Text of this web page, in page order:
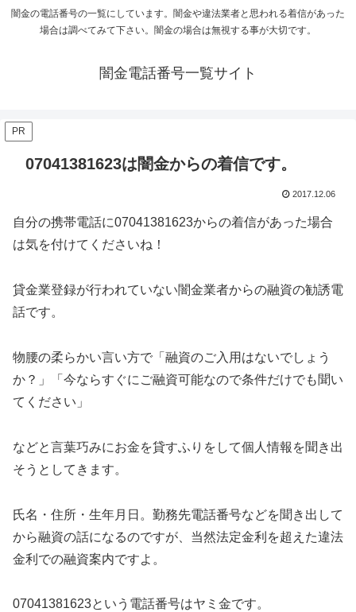
闇金の電話番号の一覧にしています。闇金や違法業者と思われる着信があった
場合は調べてみて下さい。闇金の場合は無視する事が大切です。
闇金電話番号一覧サイト
PR
07041381623は闇金からの着信です。
2017.12.06
自分の携帯電話に07041381623からの着信があった場合
は気を付けてくださいね！
貸金業登録が行われていない闇金業者からの融資の勧誘電
話です。
物腰の柔らかい言い方で「融資のご入用はないでしょう
か？」「今ならすぐにご融資可能なので条件だけでも聞い
てください」
などと言葉巧みにお金を貸すふりをして個人情報を聞き出
そうとしてきます。
氏名・住所・生年月日。勤務先電話番号などを聞き出して
から融資の話になるのですが、当然法定金利を超えた違法
金利での融資案内ですよ。
07041381623という電話番号はヤミ金です。